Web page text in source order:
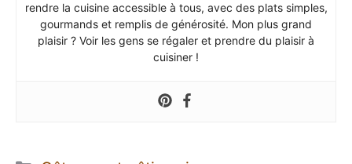
rendre la cuisine accessible à tous, avec des plats simples,
gourmands et remplis de générosité. Mon plus grand
plaisir ? Voir les gens se régaler et prendre du plaisir à
cuisiner !